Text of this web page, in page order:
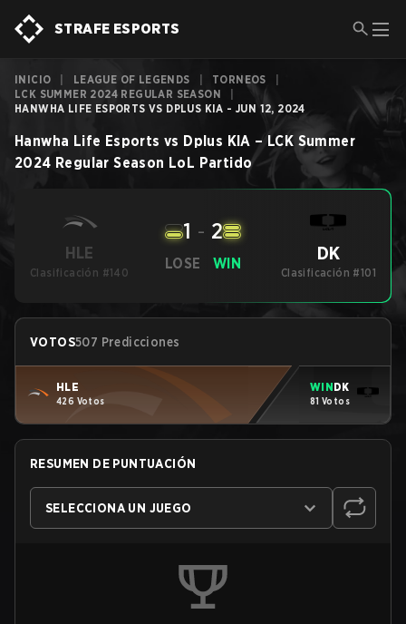
STRAFE ESPORTS
INICIO LEAGUE OF LEGENDS TORNEOS
LCK SUMMER 2024 REGULAR SEASON
HANWHA LIFE ESPORTS VS DPLUS KIA - JUN 12, 2024
Hanwha Life Esports vs Dplus KIA – LCK Summer
2024 Regular Season LoL Partido
HLE
Clasificación #140
LOSE
1 - 2
WIN DK
Clasificación #101
VOTOS507 Predicciones
HLE
426 Votos
WINDK
81 Votos
RESUMEN DE PUNTUACIÓN
SELECCIONA UN JUEGO